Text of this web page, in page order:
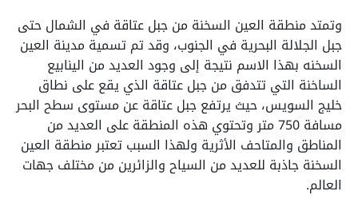
وتمتد منطقة العين السخنة من جبل عتاقة في الشمال حتى
جبل الجلالة البحرية في الجنوب، وقد تم تسمية مدينة العين
السخنه بهذا الاسم نتيجة إلى وجود العديد من الينابيع
الساخنة التي تتدفق من جبل عتاقة الذي يقع على نطاق
خليج السويس، حيث يرتفع جبل عتاقة عن مستوى سطح البحر
مسافة 750 متر وتحتوي هذه المنطقة على العديد من
المناطق والمتاحف الأثرية ولهذا السبب تعتبر منطقة العين
السخنة جاذبة للعديد من السياح والزائرين من مختلف جهات
العالم.